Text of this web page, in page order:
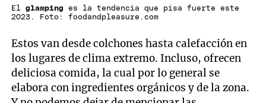
El glampinges la tendencia que pisa fuerte este
2023. Foto: foodandpleasure.com
Estos van desde colchones hasta calefacción en
los lugares de clima extremo. Incluso, ofrecen
deliciosa comida, la cual por lo general se
elabora con ingredientes orgánicos y de la zona.